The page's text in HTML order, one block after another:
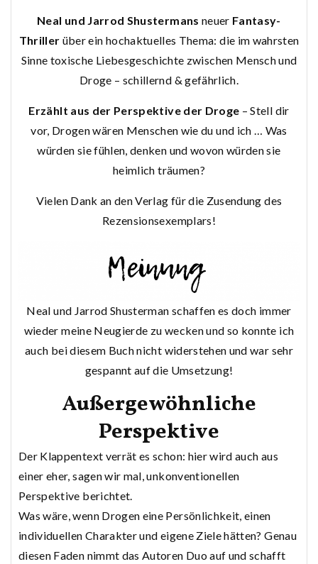
Neal und Jarrod Shustermans neuer Fantasy-
Thriller über ein hochaktuelles Thema: die im wahrsten
Sinne toxische Liebesgeschichte zwischen Mensch und
Droge – schillernd & gefährlich.
Erzählt aus der Perspektive der Droge – Stell dir
vor, Drogen wären Menschen wie du und ich … Was
würden sie fühlen, denken und wovon würden sie
heimlich träumen?
Vielen Dank an den Verlag für die Zusendung des
Rezensionsexemplars!
Neal und Jarrod Shusterman schaffen es doch immer
wieder meine Neugierde zu wecken und so konnte ich
auch bei diesem Buch nicht widerstehen und war sehr
gespannt auf die Umsetzung!
Außergewöhnliche
Perspektive
Der Klappentext verrät es schon: hier wird auch aus
einer eher, sagen wir mal, unkonventionellen
Perspektive berichtet.
Was wäre, wenn Drogen eine Persönlichkeit, einen
individuellen Charakter und eigene Ziele hätten? Genau
diesen Faden nimmt das Autoren Duo auf und schafft